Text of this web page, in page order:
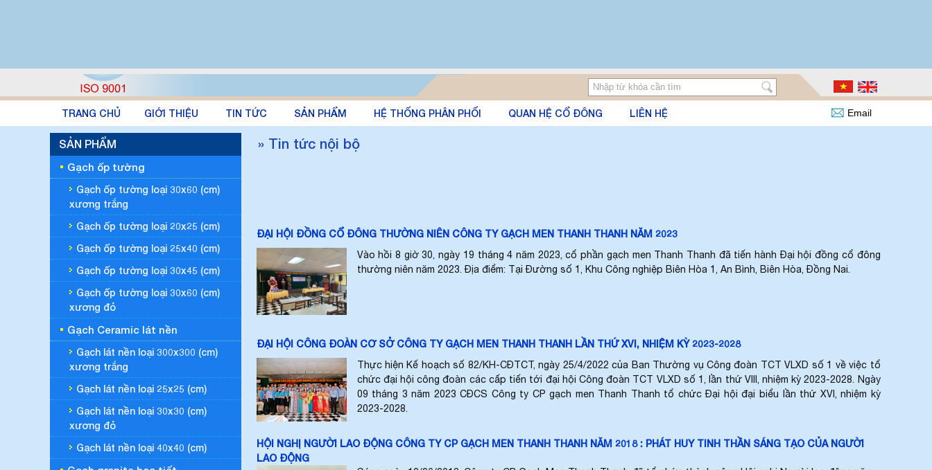
TRANG CHỦ GIỚI THIỆU TIN TỨC SẢN PHẨM HỆ THỐNG PHÂN PHỐI QUAN HỆ CỔ ĐÔNG LIÊN HỆ Email
SẢN PHẨM
Gạch ốp tường
Gạch ốp tường loại 30x60 (cm)
xương trắng
Gạch ốp tường loại 20x25 (cm)
Gạch ốp tường loại 25x40 (cm)
Gạch ốp tường loại 30x45 (cm)
Gạch ốp tường loại 30x60 (cm)
xương đỏ
Gạch Ceramic lát nền
Gạch lát nền loại 300x300 (cm)
xương trắng
Gạch lát nền loại 25x25 (cm)
Gạch lát nền loại 30x30 (cm)
xương đỏ
Gạch lát nền loại 40x40 (cm)
» Tin tức nội bộ
ĐẠI HỘI ĐỒNG CỔ ĐÔNG THƯỜNG NIÊN CÔNG TY GẠCH MEN THANH THANH NĂM 2023
Vào hồi 8 giờ 30, ngày 19 tháng 4 năm 2023, cổ phần gạch men Thanh Thanh đã tiến hành Đại hội đồng cổ đông
thường niên năm 2023. Địa điểm: Tại Đường số 1, Khu Công nghiệp Biên Hòa 1, An Bình, Biên Hòa, Đồng Nai.
ĐẠI HỘI CÔNG ĐOÀN CƠ SỞ CÔNG TY GẠCH MEN THANH THANH LẦN THỨ XVI, NHIỆM KỲ 2023-2028
Thực hiện Kế hoạch số 82/KH-CĐTCT, ngày 25/4/2022 của Ban Thường vụ Công đoàn TCT VLXD số 1 về việc tổ
chức đại hội công đoàn các cấp tiến tới đại hội Công đoàn TCT VLXD số 1, lần thứ VIII, nhiệm kỳ 2023-2028. Ngày
09 tháng 3 năm 2023 CĐCS Công ty CP gạch men Thanh Thanh tổ chức Đại hội đại biểu lần thứ XVI, nhiệm kỳ
2023-2028.
HỘI NGHỊ NGƯỜI LAO ĐỘNG CÔNG TY CP GẠCH MEN THANH THANH NĂM 2018 : PHÁT HUY TINH THẦN SÁNG TẠO CỦA NGƯỜI
LAO ĐỘNG